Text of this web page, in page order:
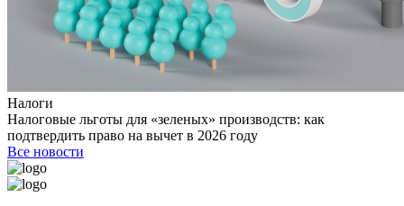
Налоги
Налоговые льготы для «зеленых» производств: как
подтвердить право на вычет в 2026 году
Все новости